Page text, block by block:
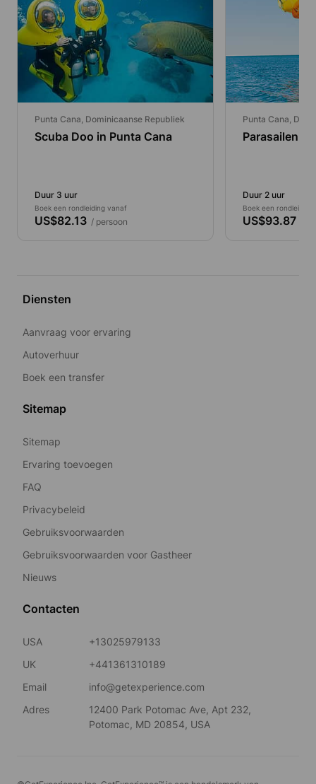
Punta Cana, Dominicaanse Republiek
Scuba Doo in Punta Cana
Duur 3 uur
Boek een rondleiding vanaf
US$82.13 / persoon
Punta Cana,
Parasailen in
Duur 2 uur
Boek een rondleiding
US$93.87
Diensten
Aanvraag voor ervaring
Autoverhuur
Boek een transfer
Sitemap
Sitemap
Ervaring toevoegen
FAQ
Privacybeleid
Gebruiksvoorwaarden
Gebruiksvoorwaarden voor Gastheer
Nieuws
Contacten
USA
+13025979133
UK
+441361310189
Email
info@getexperience.com
Adres
12400 Park Potomac Ave, Apt 232,
Potomac, MD 20854, USA